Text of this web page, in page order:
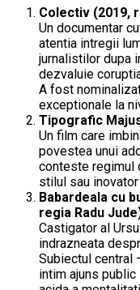
Colectiv (2019,
Un documentar
atentia intregii
jurnalistilor dupa
dezvaluie
A fost
exceptionale la
Tipografic
Un film care
povestea unui
conteste regimul
stilul sau
Babardeala cu
regia Radu
Castigator al
indrazneata
Subiectul central
intim ajuns